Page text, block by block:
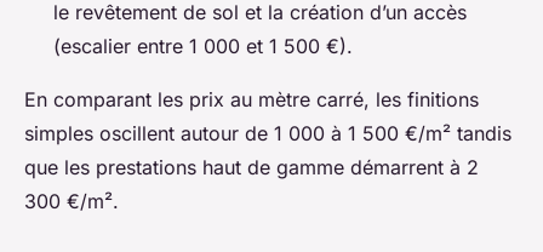
le revêtement de sol et la création d’un accès
(escalier entre 1 000 et 1 500 €).
En comparant les prix au mètre carré, les finitions
simples oscillent autour de 1 000 à 1 500 €/m² tandis
que les prestations haut de gamme démarrent à 2
300 €/m².